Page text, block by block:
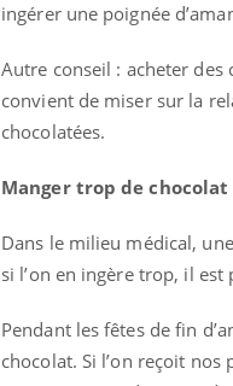
ingérer une poignée
Autre conseil : acheter
convient de miser sur la
chocolatées.
Manger trop de
Dans le milieu médical,
si l’on en ingère trop, il
Pendant les fêtes de fin
chocolat. Si l’on reçoit